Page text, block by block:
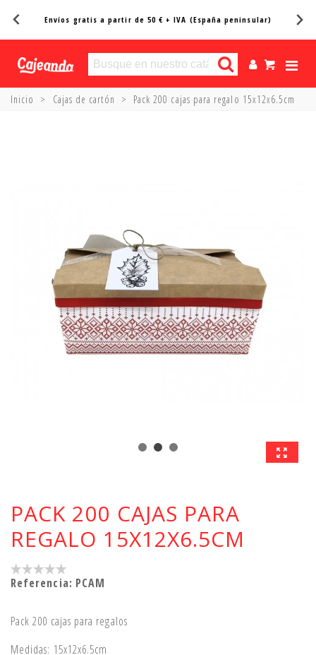
Entregas en 24/48h*
Inicio > Cajas de cartón > Pack 200 cajas para regalo 15x12x6.5cm
PACK 200 CAJAS PARA
REGALO 15X12X6.5CM
Referencia: PCAM
Pack 200 cajas para regalos
Medidas: 15x12x6.5cm